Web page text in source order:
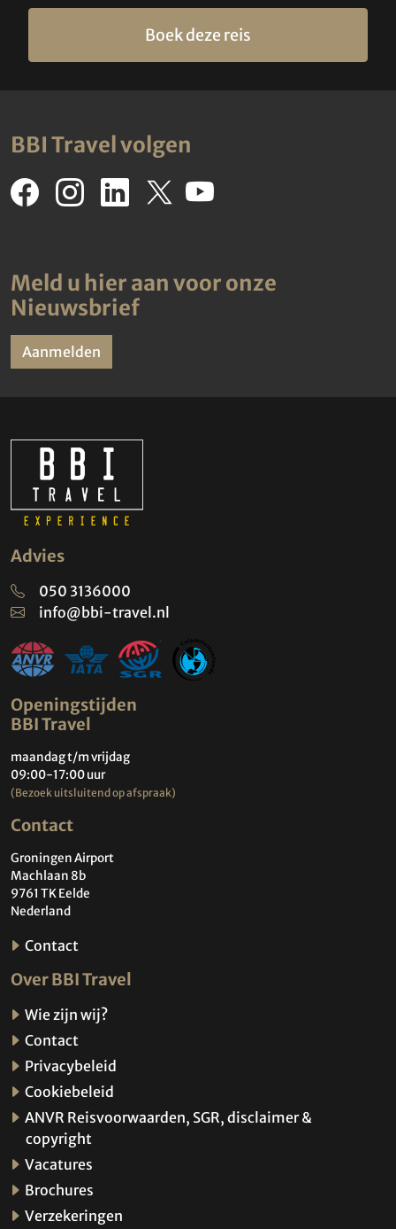
Boek deze reis
BBI Travel volgen
Meld u hier aan voor onze
Nieuwsbrief
Aanmelden
Advies
050 3136000
info@bbi-travel.nl
Openingstijden
BBI Travel
maandag t/m vrijdag
09:00-17:00 uur
(Bezoek uitsluitend op afspraak)
Contact
Groningen Airport
Machlaan 8b
9761 TK Eelde
Nederland
Contact
Over BBI Travel
Wie zijn wij?
Contact
Privacybeleid
Cookiebeleid
ANVR Reisvoorwaarden, SGR, disclaimer &
copyright
Vacatures
Brochures
Verzekeringen